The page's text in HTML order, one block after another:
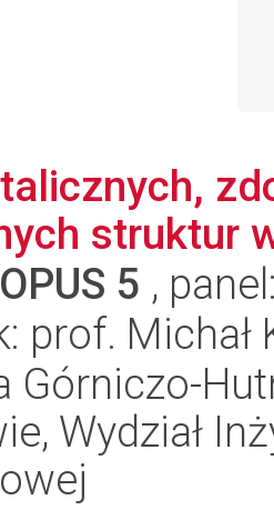
struktur
OPUS 5 ,
prof. Michał
Górniczo-
Wydział